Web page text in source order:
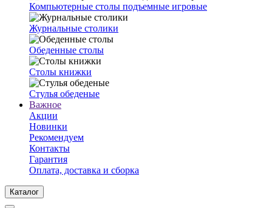
Компьютерные столы подъемные игровые
Журнальные столики
Обеденные столы
Столы книжки
Стулья обеденые
Важное
Акции
Новинки
Рекомендуем
Контакты
Гарантия
Оплата, доставка и сборка
Каталог